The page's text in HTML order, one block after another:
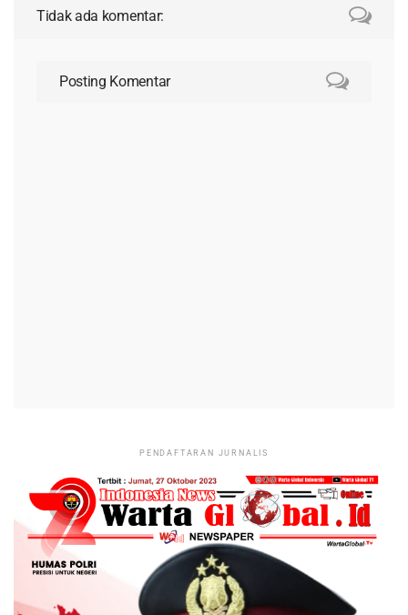
Tidak ada komentar:
Posting Komentar
PENDAFTARAN JURNALIS